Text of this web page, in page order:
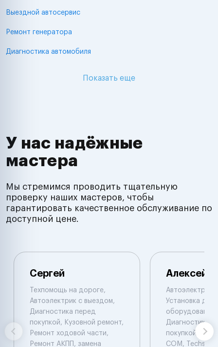
Выездной автосервис
Ремонт генератора
Диагностика автомобиля
Показать еще
У нас надёжные
мастера
Мы стремимся проводить тщательную
проверку наших мастеров, чтобы
гарантировать качественное обслуживание по
доступной цене.
Сергей
Техпомощь на дороге,
Автоэлектрик с выездом,
Диагностика перед
покупкой, Кузовной ремонт,
Ремонт ходовой части,
Ремонт АКПП, замена
Алексей
Автоэлектрик
Установка доп.
оборудования,
Диагностика
покупкой.
COM,